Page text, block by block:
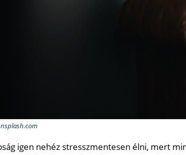
igen nehéz stresszmentesen élni, mert